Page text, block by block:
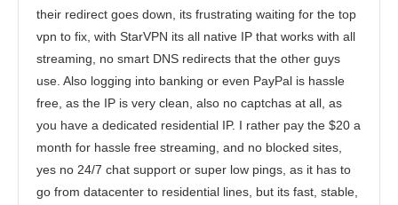
their redirect goes down, its frustrating waiting for the top
vpn to fix, with StarVPN its all native IP that works with all
streaming, no smart DNS redirects that the other guys
use. Also logging into banking or even PayPal is hassle
free, as the IP is very clean, also no captchas at all, as
you have a dedicated residential IP. I rather pay the $20 a
month for hassle free streaming, and no blocked sites,
yes no 24/7 chat support or super low pings, as it has to
go from datacenter to residential lines, but its fast, stable,